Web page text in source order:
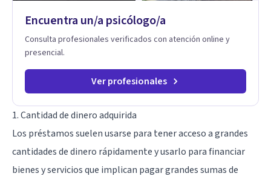
Encuentra un/a psicólogo/a
Consulta profesionales verificados con atención online y
presencial.
Ver profesionales
1. Cantidad de dinero adquirida
Los préstamos suelen usarse para tener acceso a grandes
cantidades de dinero rápidamente y usarlo para financiar
bienes y servicios que implican pagar grandes sumas de